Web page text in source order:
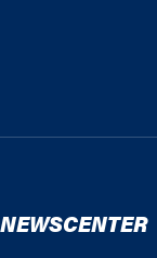
NEWSCENTER